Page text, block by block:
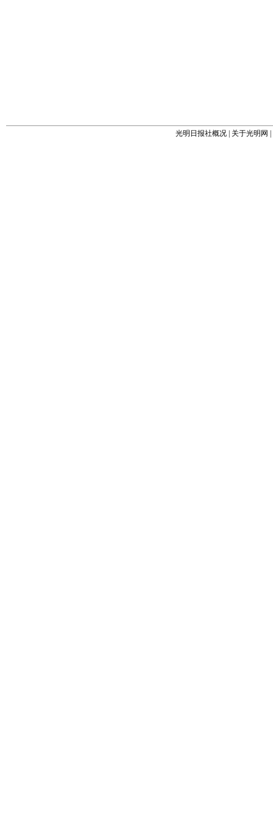
光明日报社概况 关于光明网